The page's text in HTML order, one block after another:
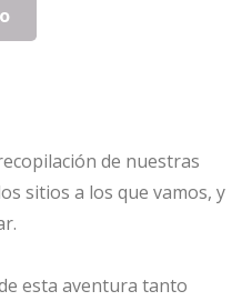
de nuestras
sitios a los que vamos, y
esta aventura tanto